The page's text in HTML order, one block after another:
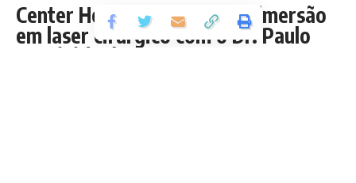
Center Hospitalar promove imersão
em laser cirúrgico com o Dr. Paulo
Boarini (SP)